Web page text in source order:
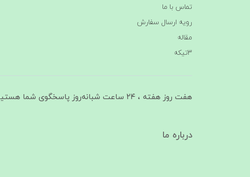
تماس با ما
رویه ارسال سفارش
مقاله
3تیکه
هفت روز هفته ، ۲۴ ساعت شبانه‌روز پاسخگوی شما هستیم
درباره ما